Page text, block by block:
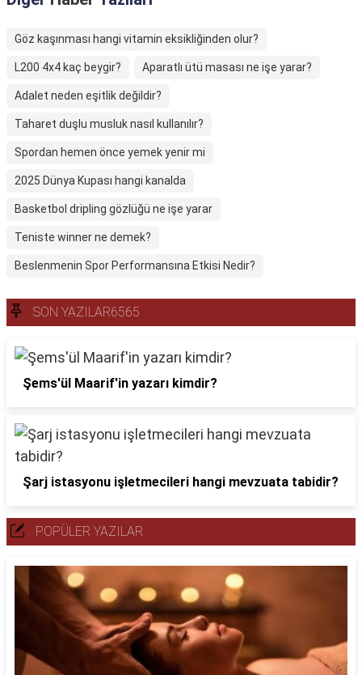
Göz kaşınması hangi vitamin eksikliğinden olur?
L200 4x4 kaç beygir? Aparatlı ütü masası ne işe yarar?
Adalet neden eşitlik değildir?
Taharet duşlu musluk nasıl kullanılır?
Spordan hemen önce yemek yenir mi
2025 Dünya Kupası hangi kanalda
Basketbol dripling gözlüğü ne işe yarar
Teniste winner ne demek?
Beslenmenin Spor Performansına Etkisi Nedir?
SON YAZILAR6565
Şems'ül Maarif'in yazarı kimdir?
Şarj istasyonu işletmecileri hangi mevzuata tabidir?
POPÜLER YAZILAR